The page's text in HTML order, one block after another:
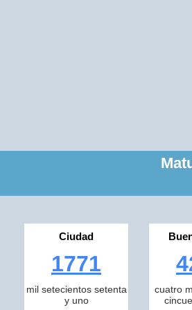
Ciudad
1771
mil setecientos setenta
y uno
cuatro